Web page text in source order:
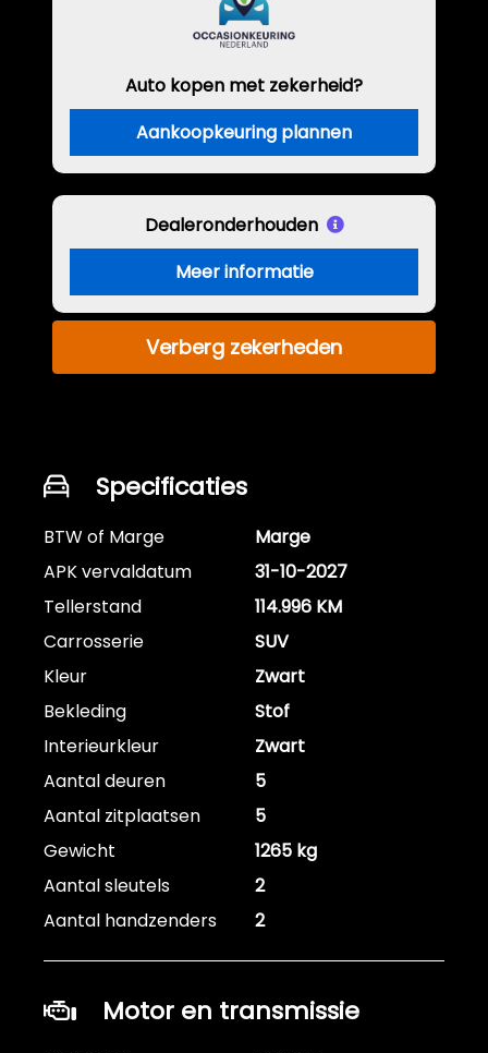
Auto kopen met zekerheid?
Aankoopkeuring plannen
Dealeronderhouden
Meer informatie
Verberg zekerheden
Specificaties
BTW of Marge
Marge
APK vervaldatum
31-10-2027
Tellerstand
114.996 KM
Carrosserie
SUV
Kleur
Zwart
Bekleding
Stof
Interieurkleur
Zwart
Aantal deuren
5
Aantal zitplaatsen
5
Gewicht
1265 kg
Aantal sleutels
2
Aantal handzenders
2
Motor en transmissie